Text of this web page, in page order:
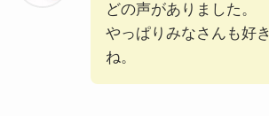
どの声がありました。
やっぱりみなさんも好
ね。